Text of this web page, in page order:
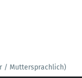
/ Muttersprachlich)